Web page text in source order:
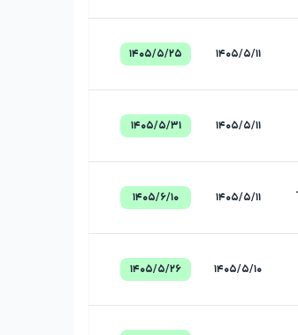
۱۴۰۵/۵/۱۱ ۱۴۰۵/۵/۲۵
۱۴۰۵/۵/۱۱ ۱۴۰۵/۵/۳۱
۱۴۰۵/۵/۱۱ ۱۴۰۵/۶/۱۰
۱۴۰۵/۵/۱۰ ۱۴۰۵/۵/۲۶